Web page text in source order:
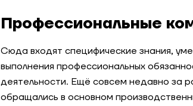
Профессиональные
Сюда входят специфические знания,
выполнения профессиональных
деятельности. Ещё совсем недавно за
обращались в основном